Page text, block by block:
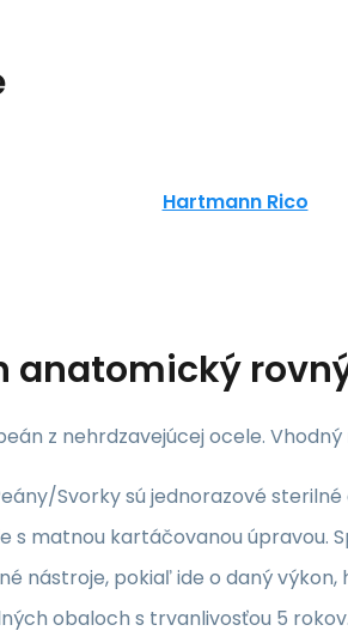
Hartmann Rico
anatomický
z nehrdzavejúcej ocele.
Svorky sú jednorazové
s matnou kartáčovanou úpravou.
nástroje, pokiaľ ide o daný
obaloch s trvanlivosťou 5